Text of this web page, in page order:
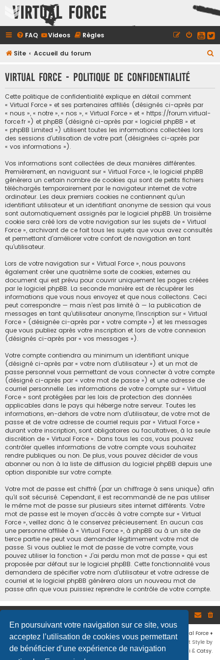
En poursuivant votre navigation sur ce site, vous
acceptez l’utilisation de cookies vous permettant
de bénéficier d’une expérience de navigation
Virtual Force
FAQ Videos Règles
Site Accueil du forum
h
Virtual Force - Politique de confidentialité
Cette politique de confidentialité explique en détail comment
« Virtual Force » et ses partenaires affiliés (désignés ci-après par
« nous », « notre », « nos », « Virtual Force » et « https://forum.virtual-
force.fr ») et phpBB (désigné ci-après par « logiciel phpBB » et
« phpBB Limited ») utilisent toutes les informations collectées lors
des sessions d’utilisation de votre part (désignées ci-après par
« vos informations »).
Vos informations sont collectées de deux manières différentes.
Premièrement, en naviguant sur « Virtual Force », le logiciel phpBB
génèrera un certain nombre de cookies qui sont de petits fichiers
téléchargés temporairement par le navigateur internet de votre
ordinateur. Les deux premiers cookies ne contiennent qu’un
identifiant utilisateur et un identifiant anonyme de session qui vous
sont automatiquement assignés par le logiciel phpBB. Un troisième
cookie sera créé lors de votre navigation sur les sujets de « Virtual
Force », archivant de ce fait tous les sujets que vous avez consultés
et permettant d’améliorer votre confort de navigation en tant
qu’utilisateur.
Lors de votre navigation sur « Virtual Force », nous pouvons
également créer une quatrième sorte de cookies, externes au
document qui est prévu pour couvrir uniquement les pages créées
par le logiciel phpBB. La seconde manière est de récupérer les
informations que vous nous envoyez et que nous collectons. Ceci
peut correspondre — mais n’est pas limité à — la publication de
messages en tant qu’utilisateur anonyme, l’inscription sur « Virtual
Force » (désignée ci-après par « votre compte ») et les messages
que vous publiez après votre inscription et lors de votre connexion
(désignés ci-après par « vos messages »).
Votre compte contiendra au minimum un identifiant unique
(désigné ci-après par « votre nom d’utilisateur ») et un mot de
passe personnel vous permettant de vous connecter à votre compte
(désigné ci-après par « votre mot de passe ») et une adresse de
courriel personnelle. Les informations de votre compte sur « Virtual
Force » sont protégées par les lois de protection des données
applicables dans le pays qui héberge notre serveur. Toutes les
informations, en-dehors de votre nom d’utilisateur, de votre mot de
passe et de votre adresse de courriel requis par « Virtual Force »
durant votre inscription, sont obligatoires ou facultatives, à la seule
discrétion de « Virtual Force ». Dans tous les cas, vous pouvez
contrôler quelles informations de votre compte vous souhaitez
rendre publiques ou non. De plus, vous pouvez décider de vous
abonner ou non à la liste de diffusion du logiciel phpBB depuis une
option disponible sur votre compte.
Votre mot de passe est chiffré (par un chiffrage à sens unique) afin
qu’il soit sécurisé. Cependant, il est recommandé de ne pas utiliser
le même mot de passe sur plusieurs sites internet différents. Votre
mot de passe est le moyen d’accès à votre compte sur « Virtual
Force », veillez donc à le conservez précieusement. En aucun cas
une personne affiliée à « Virtual Force », à phpBB ou à un site de
tierce partie ne peut vous demander légitimement votre mot de
passe. Si vous oubliez le mot de passe de votre compte, vous
pouvez utiliser la fonction « J’ai perdu mon mot de passe » qui est
proposée par défaut sur le logiciel phpBB. Cette fonctionnalité vous
demandera de spécifier votre nom d’utilisateur et votre adresse de
courriel et le logiciel phpBB générera alors un nouveau mot de
passe afin que vous puissiez reprendre le contrôle de votre compte.
Développé par phpBB® Forum Software © phpBB Limited♦ © 2019Virtual Force ♦
Communauté Steam
Confidentialité
Flat Style by
Ian Bradley♦ Adapté par Mogwaii & Catsy.